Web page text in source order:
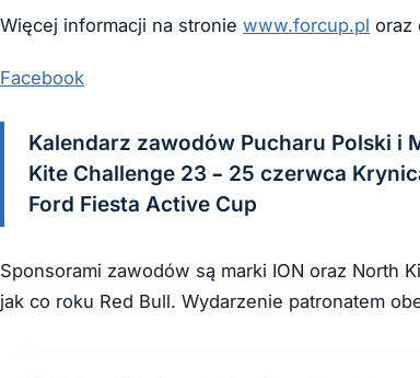
Więcej informacji na stronie www.forcup.pl oraz
Facebook
Kalendarz zawodów Pucharu Polski i
Kite Challenge 23 – 25 czerwca
Ford Fiesta Active Cup
Sponsorami zawodów są marki ION oraz North
jak co roku Red Bull. Wydarzenie patronatem